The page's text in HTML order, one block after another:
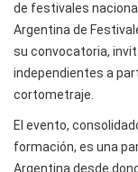
de festivales
Argentina de
su convocatoria,
independientes a
cortometraje.
El evento,
formación, es una
Argentina desde